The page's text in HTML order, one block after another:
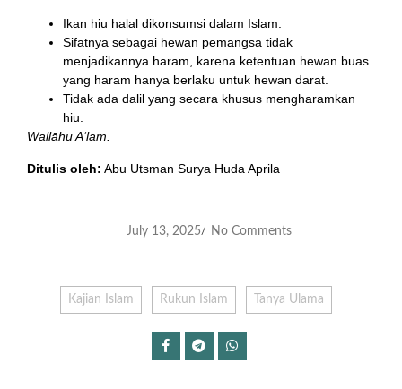
Ikan hiu halal dikonsumsi dalam Islam.
Sifatnya sebagai hewan pemangsa tidak
menjadikannya haram, karena ketentuan hewan buas
yang haram hanya berlaku untuk hewan darat.
Tidak ada dalil yang secara khusus mengharamkan
hiu.
Wallāhu A‘lam.
Ditulis oleh: Abu Utsman Surya Huda Aprila
July 13, 2025/ No Comments
Kajian Islam Rukun Islam Tanya Ulama